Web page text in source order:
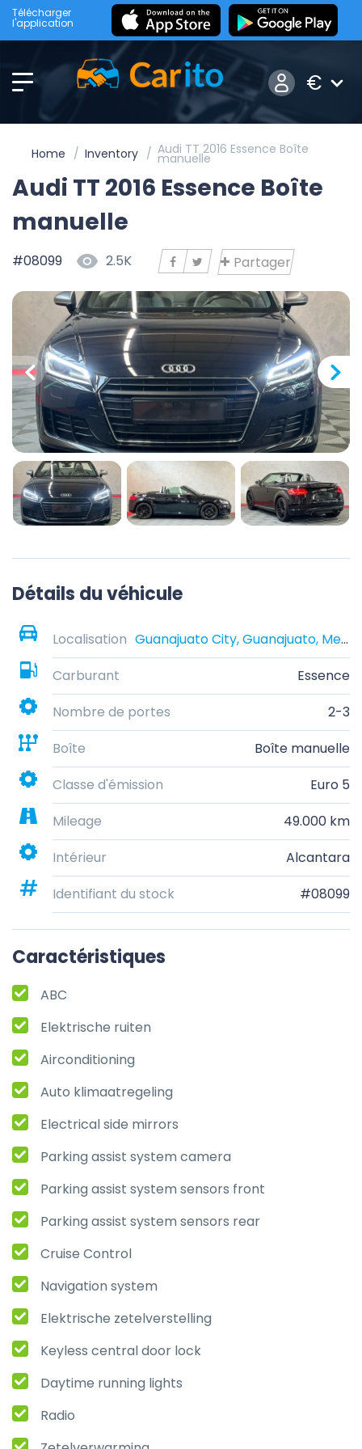
Télécharger
l'application
€
Home Inventory Audi TT 2016 Essence Boîte
manuelle
Audi TT 2016 Essence Boîte
manuelle
#08099 2.5K Partager
Détails du véhicule
Localisation
Guanajuato City, Guanajuato, Mexico
Carburant
Essence
Nombre de portes
2-3
Boîte
Boîte manuelle
Classe d'émission
Euro 5
Mileage
49.000 km
Intérieur
Alcantara
Identifiant du stock
#08099
Caractéristiques
ABC
Elektrische ruiten
Airconditioning
Auto klimaatregeling
Electrical side mirrors
Parking assist system camera
Parking assist system sensors front
Parking assist system sensors rear
Cruise Control
Navigation system
Elektrische zetelverstelling
Keyless central door lock
Daytime running lights
Radio